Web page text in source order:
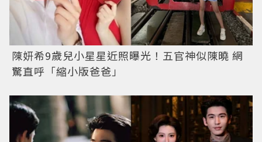
陳妍希9歲兒小星星近照曝光！五官神似陳曉 網
驚直呼「縮小版爸爸」